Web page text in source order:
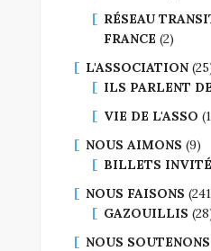
RÉSEAU
FRANCE (2)
L'ASSOCIATION
ILS PARLENT
VIE DE L'ASSO
NOUS AIMONS (9)
BILLETS
NOUS FAISONS
GAZOUILLIS
NOUS SOUTENONS